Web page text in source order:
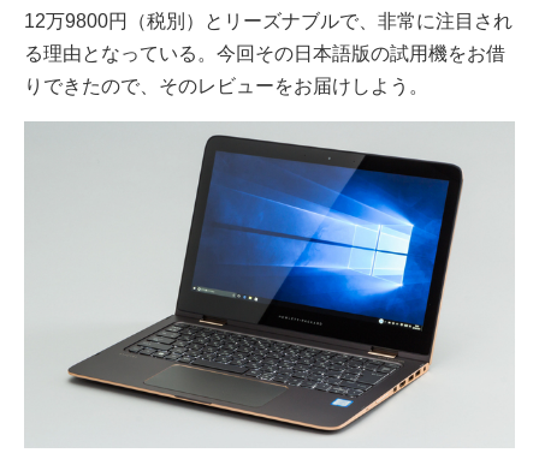
12万9800円（税別）とリーズナブルで、非常に注目され
る理由となっている。今回その日本語版の試用機をお借
りできたので、そのレビューをお届けしよう。